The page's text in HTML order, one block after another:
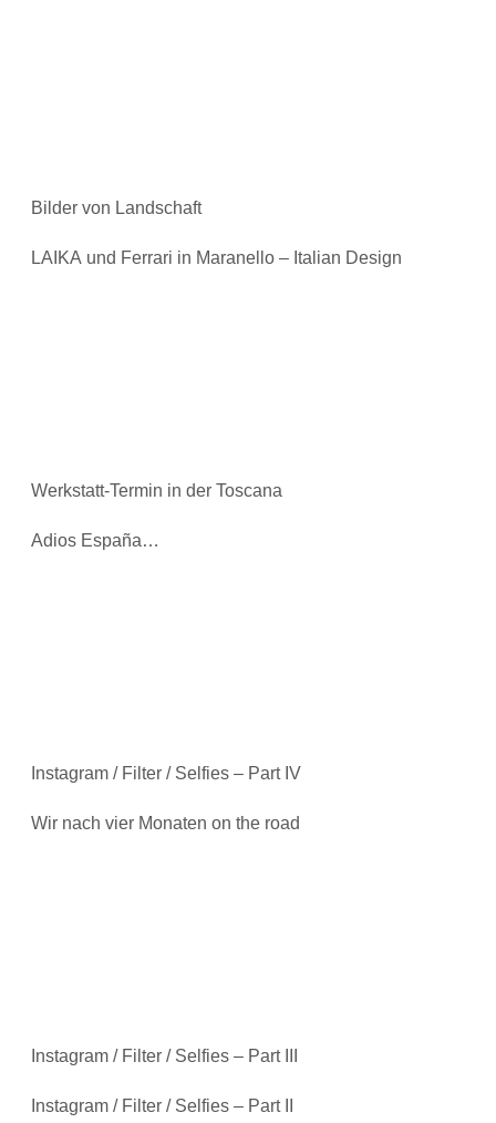
Bilder von Landschaft
LAIKA und Ferrari in Maranello – Italian Design
Werkstatt-Termin in der Toscana
Adios España…
Instagram / Filter / Selfies – Part IV
Wir nach vier Monaten on the road
Instagram / Filter / Selfies – Part III
Instagram / Filter / Selfies – Part II